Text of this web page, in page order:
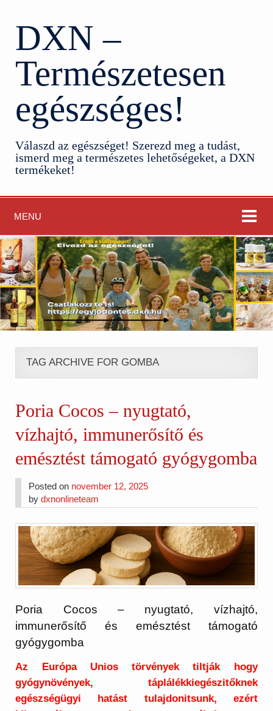
DXN –
Természetesen
egészséges!
Válaszd az egészséget! Szerezd meg a tudást,
ismerd meg a természetes lehetőségeket, a DXN
termékeket!
MENU
TAG ARCHIVE FOR GOMBA
Poria Cocos – nyugtató,
vízhajtó, immunerősítő és
emésztést támogató gyógygomba
Posted on november 12, 2025
bydxnonlineteam
Poria Cocos – nyugtató, vízhajtó,
immunerősítő és emésztést támogató
gyógygomba
Az Európa Unios törvények tiltják hogy
gyógynövények, táplálékkiegészitőknek
egészségügyi hatást tulajdonitsunk, ezért